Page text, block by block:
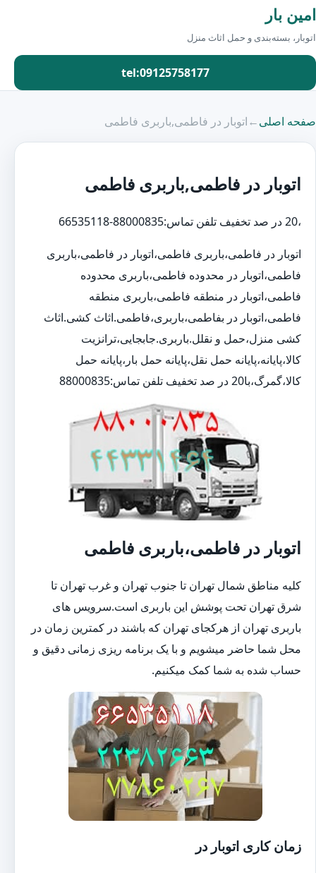
امین بار
اتوبار، بسته‌بندی و حمل اثاث منزل
tel:09125758177
صفحه اصلی←اتوبار در فاطمی,باربری فاطمی
اتوبار در فاطمی,باربری فاطمی
،20 در صد تخفیف تلفن تماس:88000835-66535118
اتوبار در فاطمی،باربری فاطمی،اتوبار در فاطمی،باربری
فاطمی،اتوبار در محدوده فاطمی،باربری محدوده
فاطمی،اتوبار در منطقه فاطمی،باربری منطقه
فاطمی،اتوبار در بفاطمی،باربری،فاطمی.اثاث کشی.اثاث
کشی منزل،حمل و نقلل.باربری.جابجایی،ترانزیت
کالا،پایانه،پایانه حمل نقل،پایانه حمل بار،پایانه حمل
کالا،گمرگ،با20 در صد تخفیف تلفن تماس:88000835
اتوبار در فاطمی،باربری فاطمی
کلیه مناطق شمال تهران تا جنوب تهران و غرب تهران تا
شرق تهران تحت پوشش این باربری است.سرویس های
باربری تهران از هرکجای تهران که باشند در کمترین زمان در
محل شما حاضر میشویم و با یک برنامه ریزی زمانی دقیق و
حساب شده به شما کمک میکنیم.
زمان کاری اتوبار در